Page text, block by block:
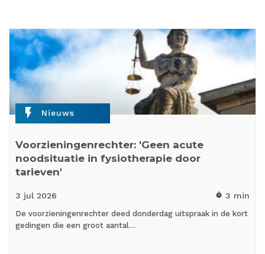
flash_on Nieuws
Voorzieningenrechter: 'Geen acute
noodsituatie in fysiotherapie door
tarieven'
3 jul 2026 timer 3 min
De voorzieningenrechter deed donderdag uitspraak in de kort
gedingen die een groot aantal…